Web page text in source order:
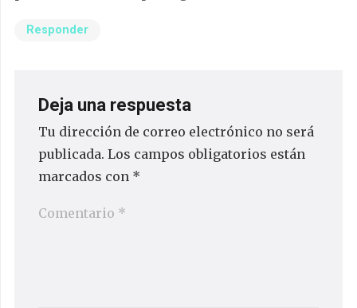
Responder
Deja una respuesta
Tu dirección de correo electrónico no será
publicada. Los campos obligatorios están
marcados con *